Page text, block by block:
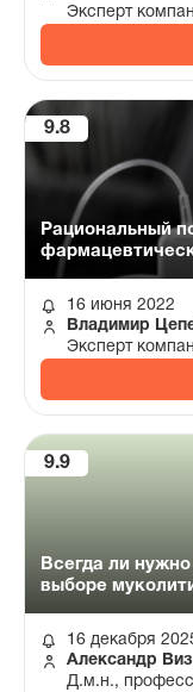
Эксперт
9.8
Рациональный
16 июня 2022
Владимир
Эксперт
9.9
Всегда ли
выборе
16 декабря
Александр
Д.м.н.,